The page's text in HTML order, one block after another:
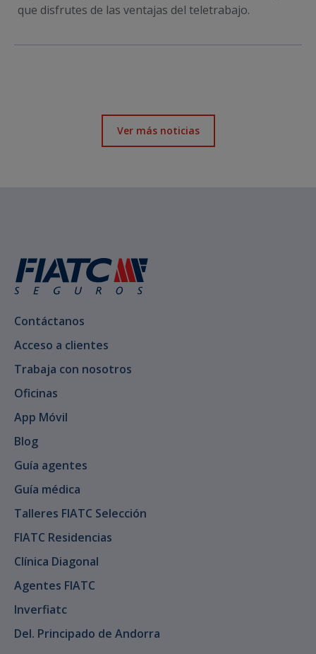
que disfrutes de las ventajas del teletrabajo.
Ver más noticias
Contáctanos
Acceso a clientes
Trabaja con nosotros
Oficinas
App Móvil
Blog
Guía agentes
Guía médica
Talleres FIATC Selección
FIATC Residencias
Clínica Diagonal
Agentes FIATC
Inverfiatc
Del. Principado de Andorra